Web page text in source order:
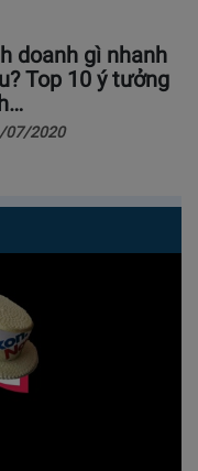
doanh gì nhanh
Top 10 ý tưởng
07/2020